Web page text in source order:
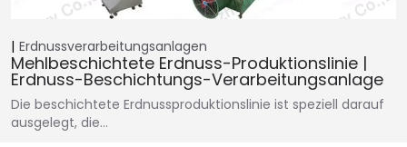
Erdnussverarbeitungsanlagen
Mehlbeschichtete Erdnuss-Produktionslinie |
Erdnuss-Beschichtungs-Verarbeitungsanlage
Die beschichtete Erdnussproduktionslinie ist speziell darauf
ausgelegt, die…